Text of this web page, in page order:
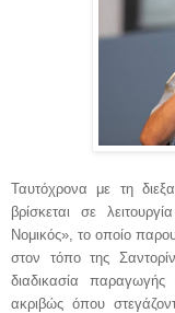
Ταυτόχρονα με τη
βρίσκεται σε
Νομικός», το οποίο
στον τόπο της
διαδικασία παραγωγής
ακριβώς όπου